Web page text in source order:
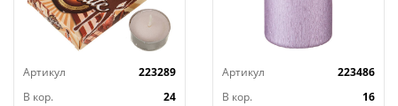
Артикул
223289
В кор.
24
Артикул
223486
В кор.
16